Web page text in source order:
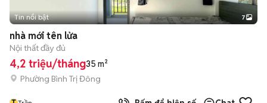
+2
Tin nổi bật 7
nhà mới tên lửa
Nội thất đầy đủ
4,2 triệu/tháng35 m²
Phường Bình Trị Đông